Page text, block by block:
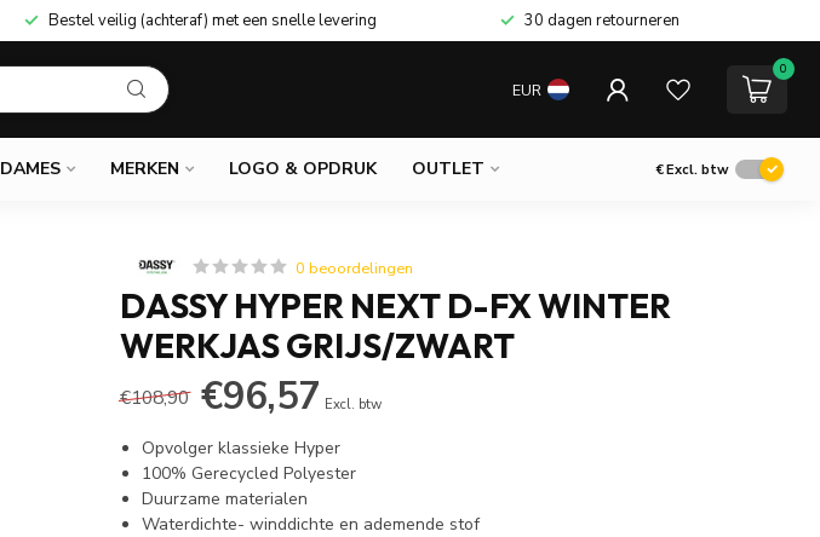
Bestel veilig (achteraf) met een snelle levering 30 dagen retourneren
EUR
0
DAMES MERKEN LOGO & OPDRUK OUTLET €Excl. btw
0 beoordelingen
DASSY HYPER NEXT D-FX WINTER
WERKJAS GRIJS/ZWART
€108,90 €96,57 Excl. btw
Opvolger klassieke Hyper
100% Gerecycled Polyester
Duurzame materialen
Waterdichte- winddichte en ademende stof